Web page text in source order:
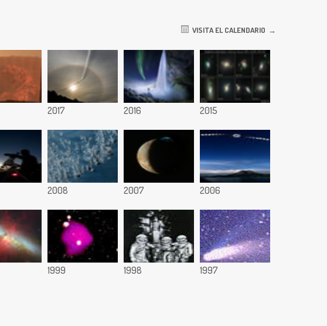
VISITA EL CALENDARIO
2017 2016 2015
2008 2007 2006
1999 1998 1997